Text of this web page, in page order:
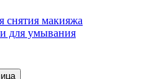
снятия макияжа
для умывания